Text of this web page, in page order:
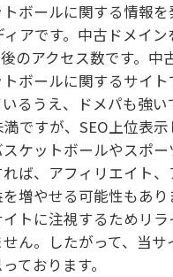
ボールに関する情報を
ィアです。中古ドメイン
のアクセス数です。中
ボールに関するサイト
るうえ、ドメパも強い
ですが、SEO上位表
ケットボールやスポ
ば、アフィリエイト
増やせる可能性もあり
トに注視するためリ
ん。したがって、当サ
ております。